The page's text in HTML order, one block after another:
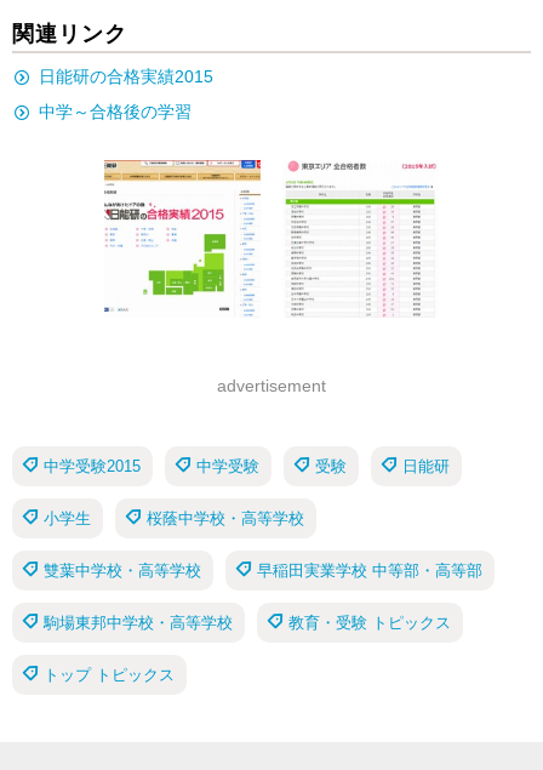
関連リンク
日能研の合格実績2015
中学～合格後の学習
advertisement
中学受験2015 中学受験 受験 日能研
小学生 桜蔭中学校・高等学校
雙葉中学校・高等学校 早稲田実業学校 中等部・高等部
駒場東邦中学校・高等学校 教育・受験 トピックス
トップ トピックス